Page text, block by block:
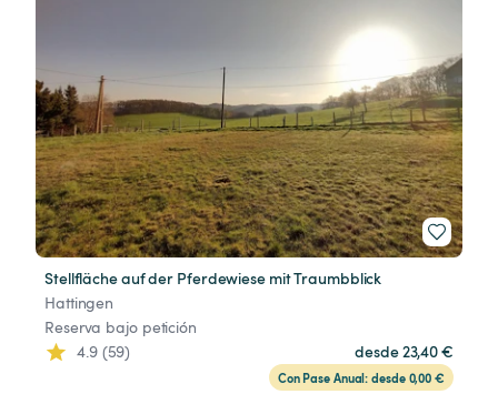
Stellfläche auf der Pferdewiese mit Traumbblick
Hattingen
Reserva bajo petición
4.9 (59)
desde 23,40 €
Con Pase Anual: desde 0,00 €